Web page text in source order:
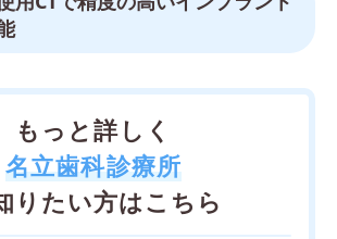
もっと詳しく
名立歯科診療所
りたい方はこちら